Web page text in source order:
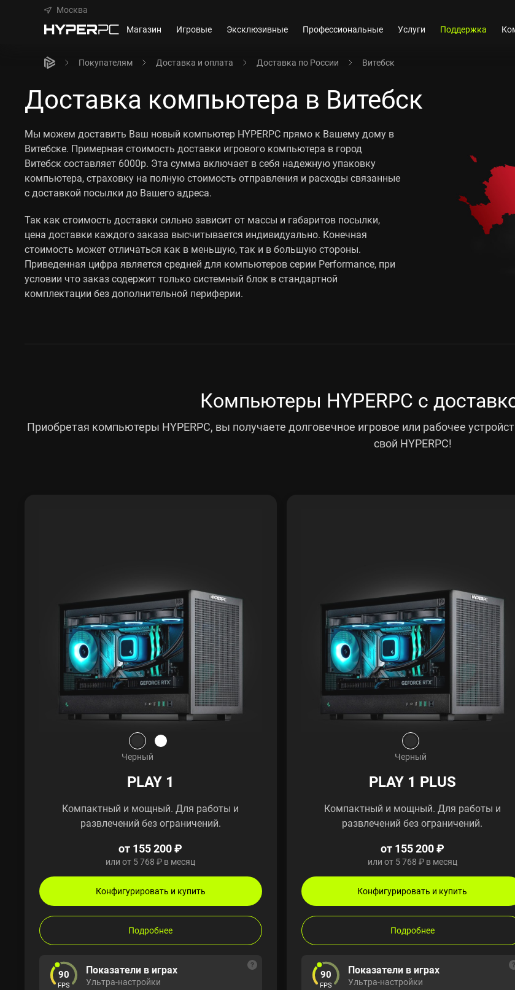
Москва
Магазин
Игровые Эксклюзивные Профессиональные Услуги Поддержка
Покупателям Доставка и оплата Доставка по России Витебск
Доставка компьютера в Витебск
Мы можем доставить Ваш новый компьютер HYPERPC прямо к Вашему дому в
Витебске. Примерная стоимость доставки игрового компьютера в город
Витебск составляет 6000р. Эта сумма включает в себя надежную упаковку
компьютера, страховку на полную стоимость отправления и расходы связанные
с доставкой посылки до Вашего адреса.
Так как стоимость доставки сильно зависит от массы и габаритов посылки,
цена доставки каждого заказа высчитывается индивидуально. Конечная
стоимость может отличаться как в меньшую, так и в большую стороны.
Приведенная цифра является средней для компьютеров серии Performance, при
условии что заказ содержит только системный блок в стандартной
комплектации без дополнительной периферии.
Компьютеры HYPERPC с
Приобретая компьютеры HYPERPC, вы получаете долговечное игровое или рабочее
свой HYPERPC!
Черный
PLAY 1
Компактный и мощный. Для работы и
развлечений без ограничений.
от 155 200 ₽
или от 5 768 ₽ в месяц
Конфигурировать и купить
Подробнее
90
FPS
Показатели в играх
Ультра-настройки
Черный
PLAY 1 PLUS
Компактный и мощный. Для работы и
развлечений без ограничений.
от 155 200 ₽
или от 5 768 ₽ в месяц
Конфигурировать и купить
Подробнее
90
FPS
Показатели в играх
Ультра-настройки